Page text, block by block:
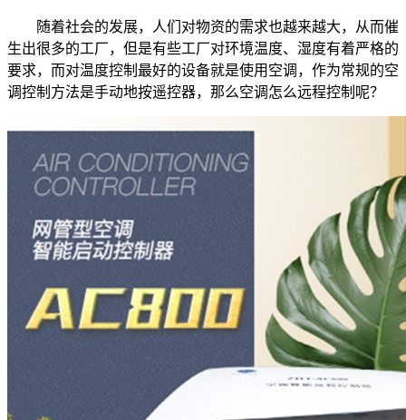
随着社会的发展，人们对物资的需求也越来越大，从而催
生出很多的工厂，但是有些工厂对环境温度、湿度有着严格的
要求，而对温度控制最好的设备就是使用空调，作为常规的空
调控制方法是手动地按遥控器，那么空调怎么远程控制呢？